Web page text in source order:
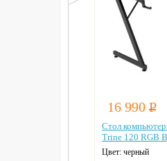
16 990 Р
Стол
Trine 120 RGB
Цвет: черный